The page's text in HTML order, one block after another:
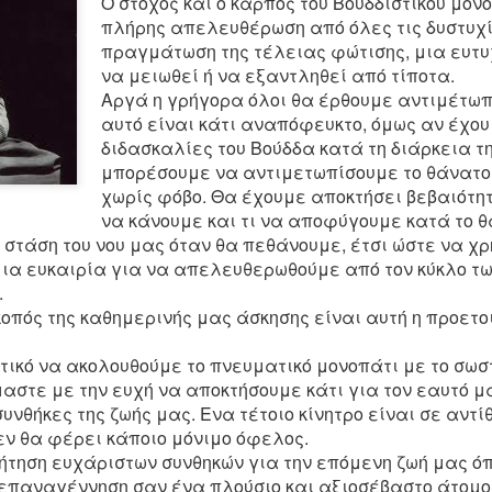
πλήρης απελευθέρωση από όλες τις
πραγμάτωση της τέλειας φώτισης, μια
να μειωθεί ή να εξαντληθεί από τίποτα.
Αργά η γρήγορα όλοι θα έρθουμε
αυτό είναι κάτι αναπόφευκτο, όμως αν
διδασκαλίες του Βούδδα κατά τη διάρκεια
μπορέσουμε να αντιμετωπίσουμε το
χωρίς φόβο. Θα έχουμε αποκτήσει
να κάνουμε και τι να αποφύγουμε κατά το
του νου μας όταν θα πεθάνουμε, έτσι ώστε να
ευκαιρία για να απελευθερωθούμε από τον κύκλο
της καθημερινής μας άσκησης είναι αυτή η
να ακολουθούμε το πνευματικό μονοπάτι με το
με την ευχή να αποκτήσουμε κάτι για τον εαυτό
της ζωής μας. Ενα τέτοιο κίνητρο είναι σε
θα φέρει κάποιο μόνιμο όφελος.
ευχάριστων συνθηκών για την επόμενη ζωή μας
σαν ένα πλούσιο και αξιοσέβαστο
να
τη γενική κατάσταση της ευημερίας, κάτι
πολύ σημαντικό – είναι η «ικανοποίηση».
February 20th, 2019
Ρατάνα Σούτρα - Ομιλία για τα τρία
Πολύτιμα Πετράδια
Η πόλη της Βεσάλι είχε πληγεί από πείνα,
προκαλώντας θάνατο, ιδιαίτερα στα φτωχά
στρώματα του λαού. Λόγω της παρουσίας
των αποσυντιθεμένων πτωμάτων, τα κακά
πνεύματα άρχισαν να στοιχειώνουν την
πόλη και επιπλέον ακολούθησε λοιμός.
Μιά
να
Ο
Από
Σε
Four
By
I
trust
5
Για
Της
Ο
το
The
by
1.
των
2.
December 5th, 2015
Η ΣΟΥΤΡΑ ΣΧΕΤΙΚΑ ΜΕ ΤΗΝ ΑΠΕΡΑΝΤΗ
ΚΑΛΟΣΥΝΗ ΤΩΝ ΓΟΝΙΩΝ ΚΑΙ ΤΟ ΠΟΣΟ
ΔΥΣΚΟΛΟ ΕΙΝΑΙ ΝΑ ΤΗΝ ΑΝΤΑΠΟΔΩΣΟΥΜΕ
Η Σούτρα της ευλάβειας και του σεβασμού
προς τους γονείς
Έτσι άκουσα: κάποτε ο Βούδδας έμενε στο
Σραβάστι, στο άλσος Τζέτα, στον “ Κήπο του
1.
των
της
Η
1.
"